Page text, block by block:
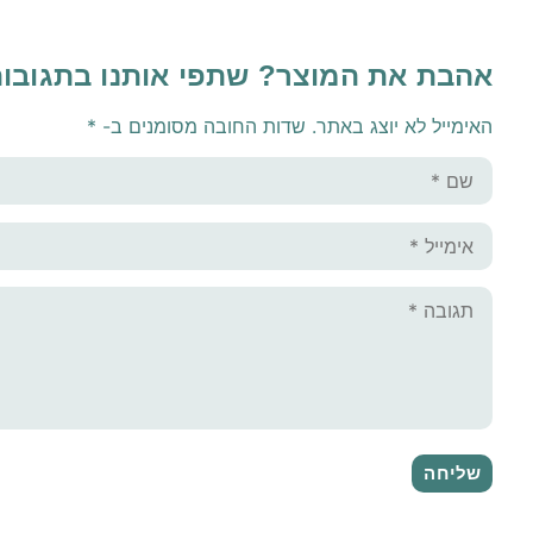
אהבת את המוצר? שתפי אותנו
האימייל לא יוצג באתר. שדות החובה מסומנים ב- *